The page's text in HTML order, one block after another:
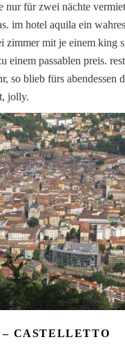
für zwei nächte
im hotel aquila ein
zimmer mit je einem king
einem passablen preis.
so blieb fürs abendessen
jolly.
CASTELLETTO